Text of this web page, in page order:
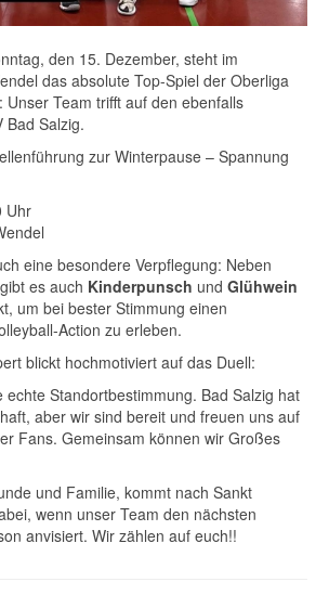
den 15. Dezember, steht im
das absolute Top-Spiel der Oberliga
Team trifft auf den ebenfalls
Bad Salzig.
zur Winterpause – Spannung
Uhr
eine besondere Verpflegung: Neben
es auch Kinderpunsch und Glühwein
um bei bester Stimmung einen
Action zu erleben.
blickt hochmotiviert auf das Duell:
echte Standortbestimmung. Bad Salzig hat
aber wir sind bereit und freuen uns auf
Fans. Gemeinsam können wir Großes
und Familie, kommt nach Sankt
wenn unser Team den nächsten
anvisiert. Wir zählen auf euch!!